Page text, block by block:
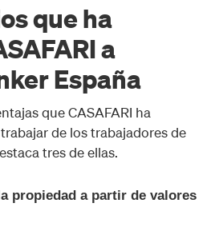
que ha
a
España
que CASAFARI ha
de los trabajadores de
tres de ellas.
propiedad a partir de valores